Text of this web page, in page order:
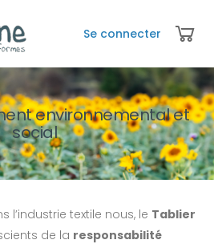
Se connecter
environnemental et
social
l’industrie textile nous, le Tablier
de la responsabilité